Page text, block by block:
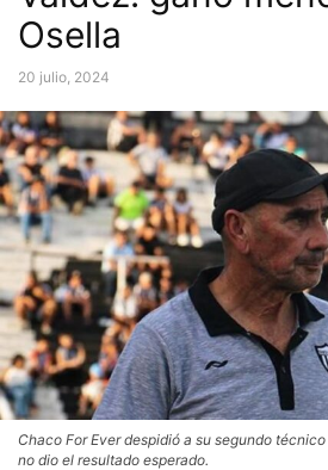
Osella
20 julio, 2024
Chaco For Ever despidió a su segundo
no dio el resultado esperado.